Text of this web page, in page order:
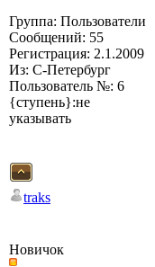
Группа: Пользователи
Сообщений: 55
Регистрация: 2.1.2009
Из: С-Петербург
Пользователь №: 6
{ступень}:не
указывать
traks
Новичок